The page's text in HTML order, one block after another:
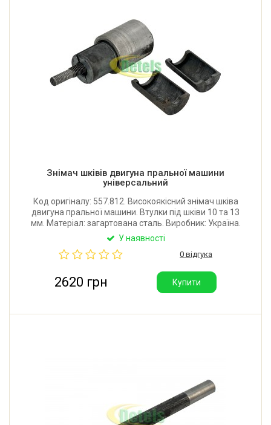
Знімач шківів двигуна пральної машини
універсальний
Код оригіналу: 557.812. Високоякісний знімач шківа
двигуна пральної машини. Втулки під шківи 10 та 13
мм. Матеріал: загартована сталь. Виробник: Україна.
У наявності
0 відгука
2620 грн Купити